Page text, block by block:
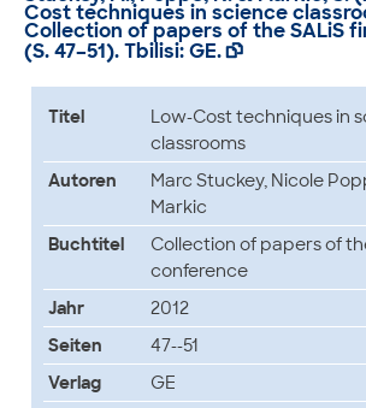
Cost techniques in science
Collection of papers of the SALiS
(S. 47–51). Tbilisi: GE. 
Titel
Low-Cost techniques in
classrooms
Autoren
Marc Stuckey, Nicole
Markic
Buchtitel
Collection of papers of
conference
Jahr
2012
Seiten
47--51
Verlag
GE